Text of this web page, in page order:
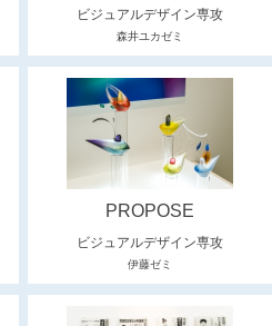
ビジュアルデザイン専攻
森井ユカゼミ
PROPOSE
ビジュアルデザイン専攻
伊藤ゼミ